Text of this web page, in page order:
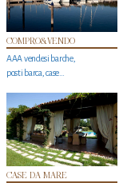
COMPRO&VENDO
AAA vendesi barche,
posti barca, case…
CASE DA MARE